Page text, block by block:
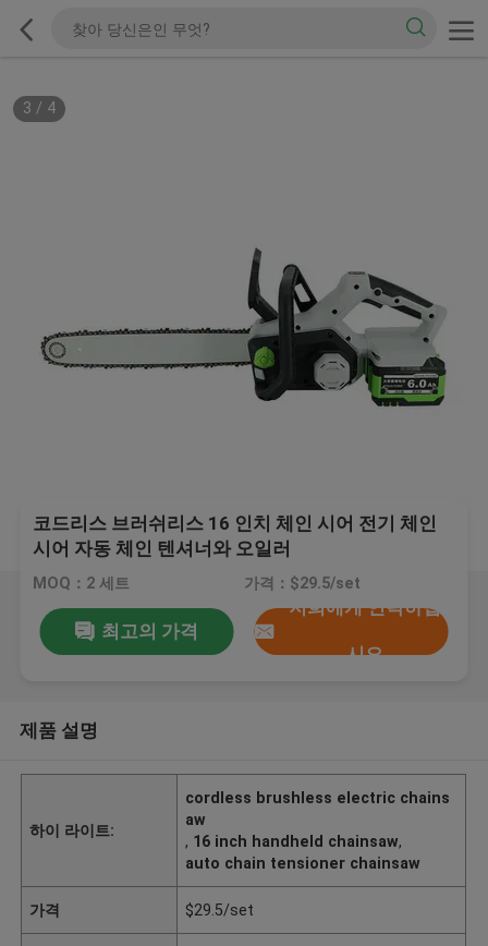
3 / 4
코드리스 브러쉬리스 16 인치 체인 시어 전기 체인
시어 자동 체인 텐셔너와 오일러
MOQ：2 세트 가격：$29.5/set
최고의 가격
저희에게 연락하십
시오
제품 설명
하이 라이트:
cordless brushless electric chains
aw
, 16 inch handheld chainsaw,
auto chain tensioner chainsaw
가격 $29.5/set